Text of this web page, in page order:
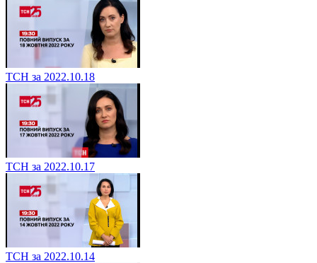
ТСН за 2022.10.18
ТСН за 2022.10.17
ТСН за 2022.10.14